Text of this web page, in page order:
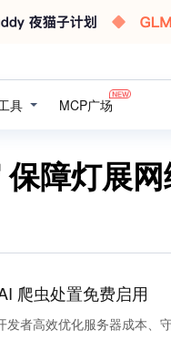
具 MCP广场
障灯展
爬虫处置免费启用
发者高效优化服务器成本、